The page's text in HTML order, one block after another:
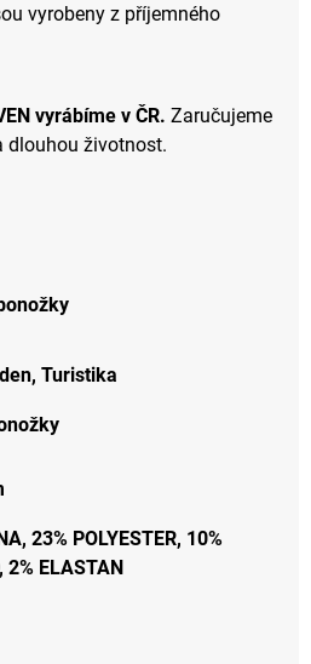
vyrobeny z příjemného
vyrábíme v ČR. Zaručujeme
dlouhou životnost.
, Turistika
23% POLYESTER, 10%
2% ELASTAN